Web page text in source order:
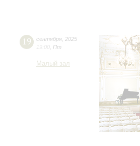
19 сентября 2025
19:00 Пт
Малый зал